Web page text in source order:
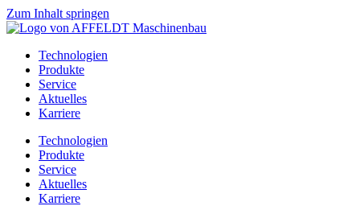
Zum Inhalt springen
Technologien
Produkte
Service
Aktuelles
Karriere
Technologien
Produkte
Service
Aktuelles
Karriere